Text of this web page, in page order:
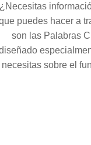
¿Necesitas
puedes hacer a
son las Palabras
necesitas sobre el